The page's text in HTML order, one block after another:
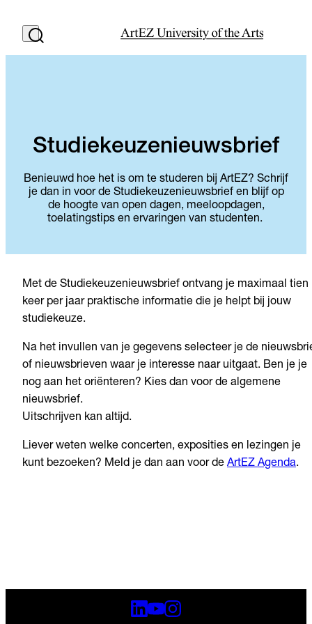
Studiekeuzenieuwsbrief
Benieuwd hoe het is om te studeren bij ArtEZ? Schrijf
je dan in voor de Studiekeuzenieuwsbrief en blijf op
de hoogte van open dagen, meeloopdagen,
toelatingstips en ervaringen van studenten.
Met de Studiekeuzenieuwsbrief ontvang je maximaal tien
keer per jaar praktische informatie die je helpt bij jouw
studiekeuze.
Na het invullen van je gegevens selecteer je de
of nieuwsbrieven waar je interesse naar uitgaat. Ben je je
nog aan het oriënteren? Kies dan voor de algemene
nieuwsbrief.
Uitschrijven kan altijd.
Liever weten welke concerten, exposities en lezingen je
kunt bezoeken? Meld je dan aan voor de ArtEZ Agenda.